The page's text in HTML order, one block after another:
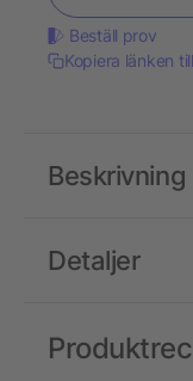
Beställ prov
Kopiera länken
Detaljer
Beskrivning